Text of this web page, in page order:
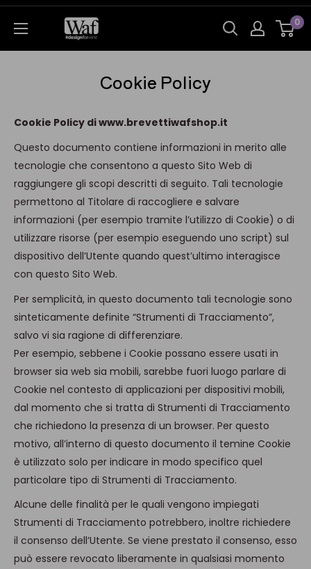
0
Cookie Policy
Cookie Policy di www.brevettiwafshop.it
Questo documento contiene informazioni in merito alle
tecnologie che consentono a questo Sito Web di
raggiungere gli scopi descritti di seguito. Tali tecnologie
permettono al Titolare di raccogliere e salvare
informazioni (per esempio tramite l’utilizzo di Cookie) o di
utilizzare risorse (per esempio eseguendo uno script) sul
dispositivo dell’Utente quando quest’ultimo interagisce
con questo Sito Web.
Per semplicità, in questo documento tali tecnologie sono
sinteticamente definite “Strumenti di Tracciamento”,
salvo vi sia ragione di differenziare.
Per esempio, sebbene i Cookie possano essere usati in
browser sia web sia mobili, sarebbe fuori luogo parlare di
Cookie nel contesto di applicazioni per dispositivi mobili,
dal momento che si tratta di Strumenti di Tracciamento
che richiedono la presenza di un browser. Per questo
motivo, all’interno di questo documento il temine Cookie
è utilizzato solo per indicare in modo specifico quel
particolare tipo di Strumenti di Tracciamento.
Alcune delle finalità per le quali vengono impiegati
Strumenti di Tracciamento potrebbero, inoltre richiedere
il consenso dell’Utente. Se viene prestato il consenso, esso
può essere revocato liberamente in qualsiasi momento